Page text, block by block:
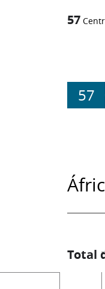
57
57
Total